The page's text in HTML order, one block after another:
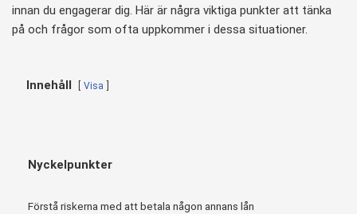
innan du engagerar dig. Här är några viktiga punkter att tänka
på och frågor som ofta uppkommer i dessa situationer.
Innehåll Visa
Nyckelpunkter
Förstå riskerna med att betala någon annans lån